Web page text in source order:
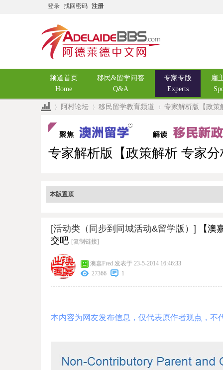
登录 找回密码 注册
频道首页
Home
移民&留学问答
Q&A
专家专版
Experts
雇
»
阿村论坛
›
移民留学教育频道
›
专家解析版【政策
专家解析版【政策解析 专家分
本版置顶
[活动类（同步到同城活动&留学版）]
【澳
交吧 [复制链接]
澳嘉Fred 发表于 23-5-2014 16:46:33
27366
1
本内容为网友发布信息，仅代表原作者观点，不